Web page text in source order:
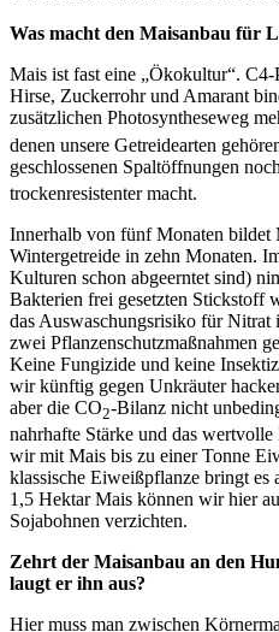
Was macht den Maisanbau für
Mais ist fast eine „Ökokultur“.
Hirse, Zuckerrohr und Amarant
zusätzlichen Photosyntheseweg
denen unsere Getreidearten
geschlossenen Spaltöffnungen
trockenresistenter macht.
Innerhalb von fünf Monaten bildet
Wintergetreide in zehn Monaten.
Kulturen schon abgeerntet sind)
Bakterien frei gesetzten Stickstoff
das Auswaschungsrisiko für
zwei Pflanzenschutzmaßnahmen
Keine Fungizide und keine
wir künftig gegen Unkräuter
aber die CO2-Bilanz nicht
nahrhafte Stärke und das
wir mit Mais bis zu einer Tonne
klassische Eiweißpflanze bringt es
1,5 Hektar Mais können wir hier
Sojabohnen verzichten.
Zehrt der Maisanbau an den
laugt er ihn aus?
Hier muss man zwischen